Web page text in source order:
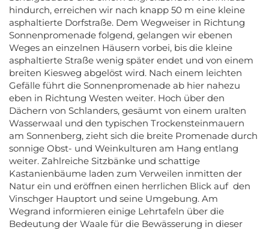
hindurch, erreichen wir nach knapp 50 m eine kleine
asphaltierte Dorfstraße. Dem Wegweiser in Richtung
Sonnenpromenade folgend, gelangen wir ebenen
Weges an einzelnen Häusern vorbei, bis die kleine
asphaltierte Straße wenig später endet und von einem
breiten Kiesweg abgelöst wird. Nach einem leichten
Gefälle führt die Sonnenpromenade ab hier nahezu
eben in Richtung Westen weiter. Hoch über den
Dächern von Schlanders, gesäumt von einem uralten
Wasserwaal und den typischen Trockensteinmauern
am Sonnenberg, zieht sich die breite Promenade durch
sonnige Obst- und Weinkulturen am Hang entlang
weiter. Zahlreiche Sitzbänke und schattige
Kastanienbäume laden zum Verweilen inmitten der
Natur ein und eröffnen einen herrlichen Blick auf den
Vinschger Hauptort und seine Umgebung. Am
Wegrand informieren einige Lehrtafeln über die
Bedeutung der Waale für die Bewässerung in dieser